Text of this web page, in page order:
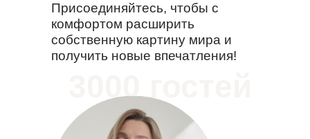
3000 гостей
Присоединяйтесь, чтобы с
комфортом расширить
собственную картину мира и
получить новые впечатления!